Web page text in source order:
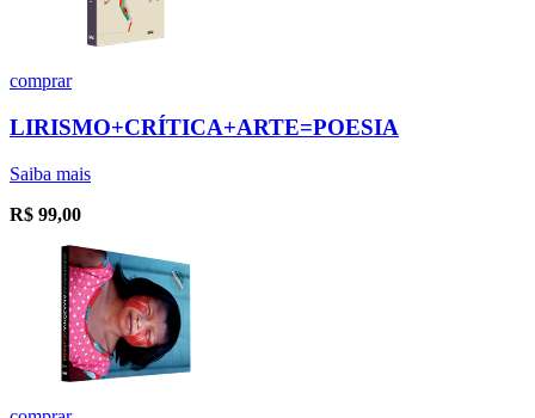
comprar
LIRISMO+CRÍTICA+ARTE=POESIA
Saiba mais
R$ 99,00